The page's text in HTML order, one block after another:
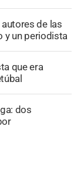
de las
y un periodista
que era
dos